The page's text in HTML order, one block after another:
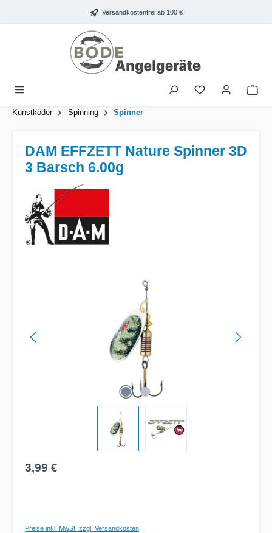
Zum Hauptinhalt springen Versandkostenfrei ab 100 €
Kunstköder Spinning Spinner
DAM EFFZETT Nature Spinner 3D
3 Barsch 6.00g
Regulärer Preis:
3,99 €
Preise inkl. MwSt. zzgl. Versandkosten